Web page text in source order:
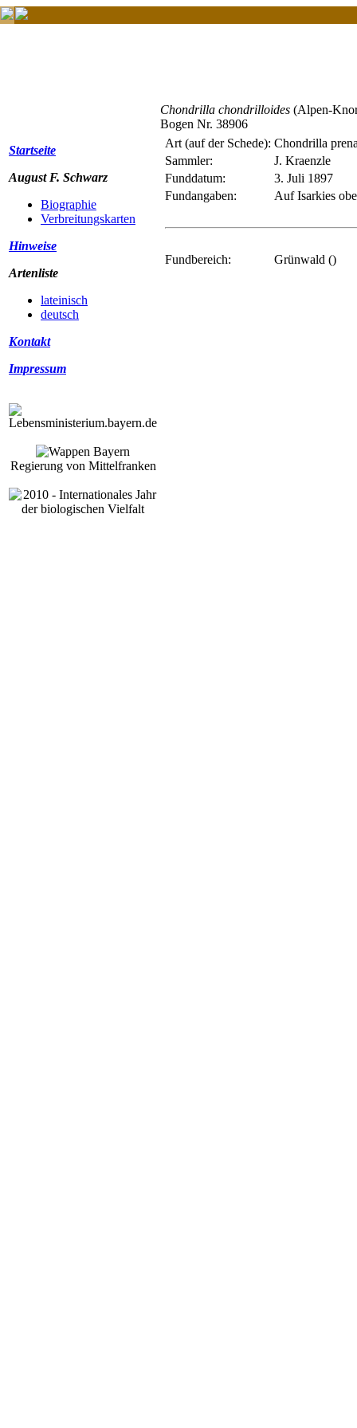
Startseite
August F. Schwarz
Biographie
Verbreitungskarten
Hinweise
Artenliste
lateinisch
deutsch
Kontakt
Impressum
Regierung von Mittelfranken
Chondrilla chondrilloides (Alpen-
Bogen Nr. 38906
Art (auf der Schede): Chondrilla
Sammler:
J. Kraenzle
Funddatum:
3. Juli 1897
Fundangaben:
Auf Isarkies
Fundbereich: Grünwald ()